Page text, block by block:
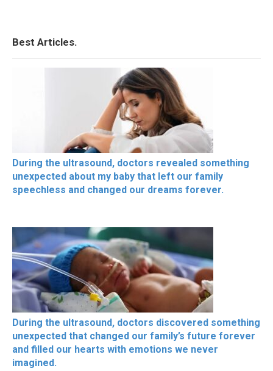
Best Articles.
During the ultrasound, doctors revealed something
unexpected about my baby that left our family
speechless and changed our dreams forever.
During the ultrasound, doctors discovered something
unexpected that changed our family’s future forever
and filled our hearts with emotions we never
imagined.